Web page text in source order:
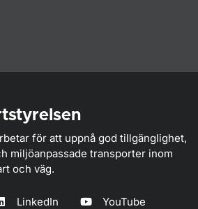
för att uppnå god tillgänglighet,
miljöanpassade transporter inom
och väg.
LinkedIn YouTube